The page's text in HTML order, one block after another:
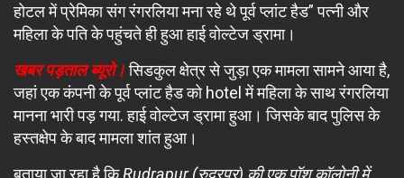
होटल में प्रेमिका संग रंगरलिया मना रहे थे पूर्व प्लांट हैड” पत्नी और
महिला के पति के पहुंचते ही हुआ हाई वोल्टेज ड्रामा।
खबर पड़ताल ब्यूरो।सिडकुल क्षेत्र से जुड़ा एक मामला सामने आया है,
जहां एक कंपनी के पूर्व प्लांट हैड को hotel में महिला के साथ रंगरलिया
मानना भारी पड़ गया. हाई वोल्टेज ड्रामा हुआ। जिसके बाद पुलिस के
हस्तक्षेप के बाद मामला शांत हुआ।
बताया जा रहा है किRudrapur (रुद्रपुर) की एक पॉश कॉलोनी में